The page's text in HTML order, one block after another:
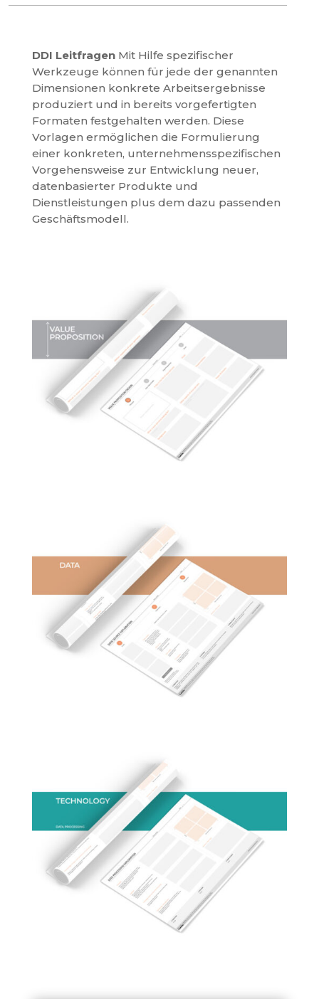
DDI Leitfragen Mit Hilfe spezifischer
Werkzeuge können für jede der genannten
Dimensionen konkrete Arbeitsergebnisse
produziert und in bereits vorgefertigten
Formaten festgehalten werden. Diese
Vorlagen ermöglichen die Formulierung
einer konkreten, unternehmensspezifischen
Vorgehensweise zur Entwicklung neuer,
datenbasierter Produkte und
Dienstleistungen plus dem dazu passenden
Geschäftsmodell.